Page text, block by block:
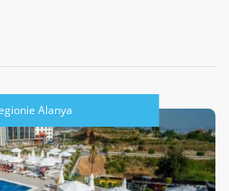
Alanya